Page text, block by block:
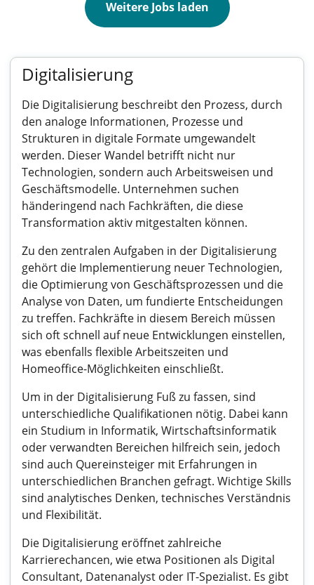
Weitere Jobs laden
Digitalisierung
Die Digitalisierung beschreibt den Prozess, durch
den analoge Informationen, Prozesse und
Strukturen in digitale Formate umgewandelt
werden. Dieser Wandel betrifft nicht nur
Technologien, sondern auch Arbeitsweisen und
Geschäftsmodelle. Unternehmen suchen
händeringend nach Fachkräften, die diese
Transformation aktiv mitgestalten können.
Zu den zentralen Aufgaben in der Digitalisierung
gehört die Implementierung neuer Technologien,
die Optimierung von Geschäftsprozessen und die
Analyse von Daten, um fundierte Entscheidungen
zu treffen. Fachkräfte in diesem Bereich müssen
sich oft schnell auf neue Entwicklungen einstellen,
was ebenfalls flexible Arbeitszeiten und
Homeoffice-Möglichkeiten einschließt.
Um in der Digitalisierung Fuß zu fassen, sind
unterschiedliche Qualifikationen nötig. Dabei kann
ein Studium in Informatik, Wirtschaftsinformatik
oder verwandten Bereichen hilfreich sein, jedoch
sind auch Quereinsteiger mit Erfahrungen in
unterschiedlichen Branchen gefragt. Wichtige Skills
sind analytisches Denken, technisches Verständnis
und Flexibilität.
Die Digitalisierung eröffnet zahlreiche
Karrierechancen, wie etwa Positionen als Digital
Consultant, Datenanalyst oder IT-Spezialist. Es gibt